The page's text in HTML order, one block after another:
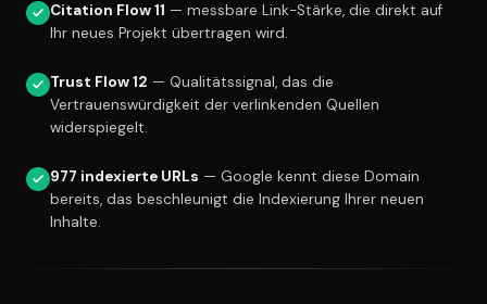
Citation Flow 11 — messbare Link-Stärke, die direkt auf
Ihr neues Projekt übertragen wird.
Trust Flow 12 — Qualitätssignal, das die
Vertrauenswürdigkeit der verlinkenden Quellen
widerspiegelt.
977 indexierte URLs — Google kennt diese Domain
bereits, das beschleunigt die Indexierung Ihrer neuen
Inhalte.